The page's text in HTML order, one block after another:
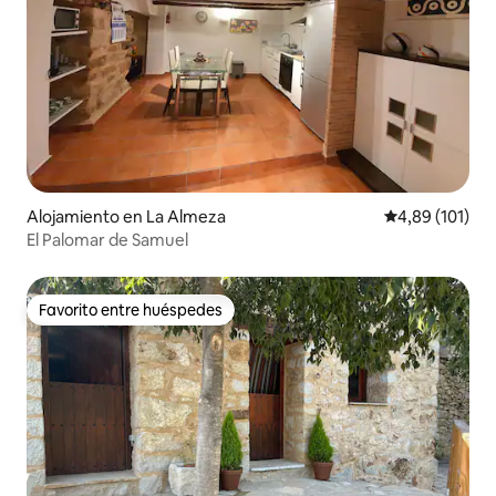
Alojamiento en La Almeza Calificación
4,89 (101)
El Palomar de Samuel
Favorito entre huéspedes
Favorito entre huéspedes